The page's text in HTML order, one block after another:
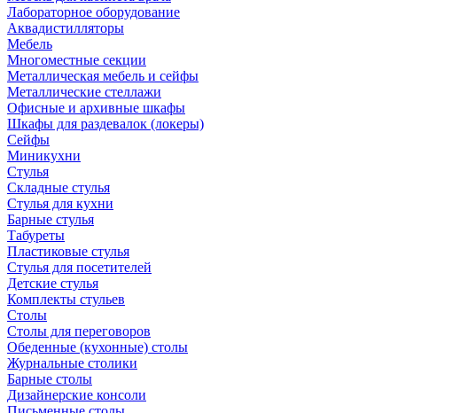
Лабораторное оборудование
Аквадистилляторы
Мебель
Многоместные секции
Металлическая мебель и сейфы
Металлические стеллажи
Офисные и архивные шкафы
Шкафы для раздевалок (локеры)
Сейфы
Миникухни
Стулья
Складные стулья
Стулья для кухни
Барные стулья
Табуреты
Пластиковые стулья
Стулья для посетителей
Детские стулья
Комплекты стульев
Столы
Столы для переговоров
Обеденные (кухонные) столы
Журнальные столики
Барные столы
Дизайнерские консоли